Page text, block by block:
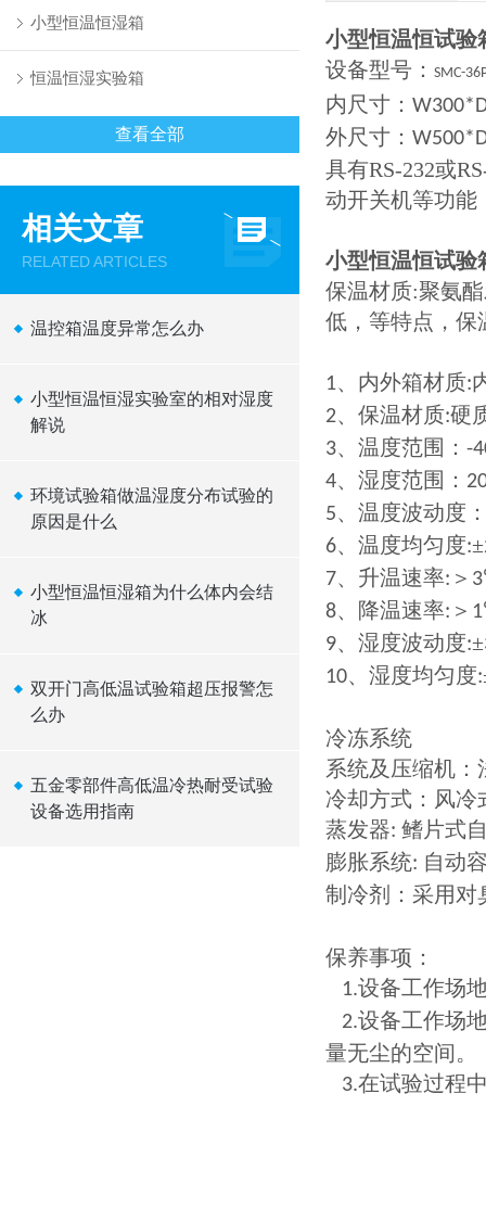
小型恒温恒湿箱
恒温恒湿实验箱
查看全部
相关文章
RELATED ARTICLES
温控箱温度异常怎么办
小型恒温恒湿实验室的相对湿度
解说
环境试验箱做温湿度分布试验的
原因是什么
​小型恒温恒湿箱为什么体内会结
冰
双开门高低温试验箱超压报警怎
么办
五金零部件高低温冷热耐受试验
设备选用指南
小型恒温恒试验
设备型号： SMC-
内尺寸：
外尺寸：
具有RS-232或
动开关机等功能
小型恒温恒试验
保温材质:聚氨
低，等特点，保
1、内外箱材质:
2、保温材质:硬
3、温度范围： -
4、湿度范围：
5、温度波动度
6、温度均匀度:±
7、升温速率: ＞ 3
8、降温速率: ＞ 1
9、湿度波动度:±
10、湿度均匀度:
冷冻系统
系统及压缩机
冷却方式：风冷
蒸发器: 鳍片式
膨胀系统: 自动
制冷剂：采用对
保养事项：
1.设备工作场
2.设备工作场
量无尘的空间。
3.在试验过程